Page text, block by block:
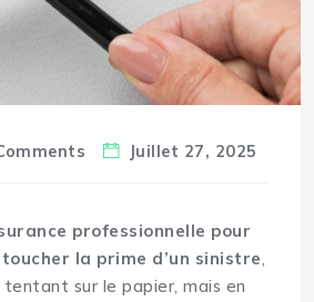
Juillet 27, 2025
professionnelle pour
la prime d’un sinistre,
sur le papier, mais en